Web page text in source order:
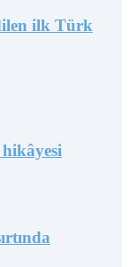
ilk Türk